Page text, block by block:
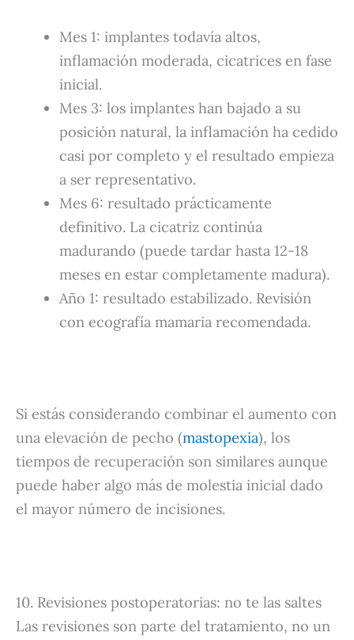
Mes 1: implantes todavía altos,
inflamación moderada, cicatrices en fase
inicial.
Mes 3: los implantes han bajado a su
posición natural, la inflamación ha cedido
casi por completo y el resultado empieza
a ser representativo.
Mes 6: resultado prácticamente
definitivo. La cicatriz continúa
madurando (puede tardar hasta 12-18
meses en estar completamente madura).
Año 1: resultado estabilizado. Revisión
con ecografía mamaria recomendada.
Si estás considerando combinar el aumento con
una elevación de pecho (mastopexia), los
tiempos de recuperación son similares aunque
puede haber algo más de molestia inicial dado
el mayor número de incisiones.
10. Revisiones postoperatorias: no te las saltes
Las revisiones son parte del tratamiento, no un